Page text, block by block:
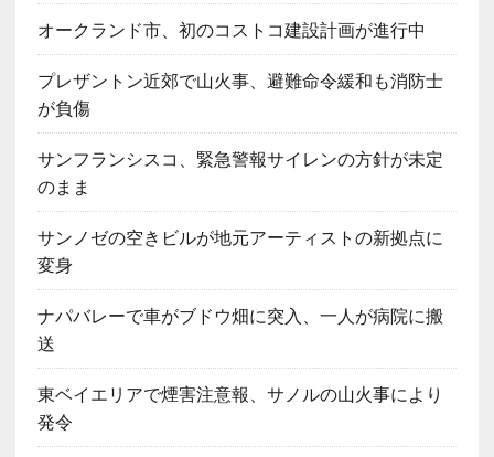
オークランド市、初のコストコ建設計画が進行中
プレザントン近郊で山火事、避難命令緩和も消防士
が負傷
サンフランシスコ、緊急警報サイレンの方針が未定
のまま
サンノゼの空きビルが地元アーティストの新拠点に
変身
ナパバレーで車がブドウ畑に突入、一人が病院に搬
送
東ベイエリアで煙害注意報、サノルの山火事により
発令